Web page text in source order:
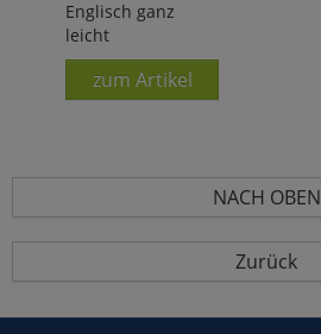
Englisch ganz
leicht
zum Artikel
NACH OBEN
Zurück